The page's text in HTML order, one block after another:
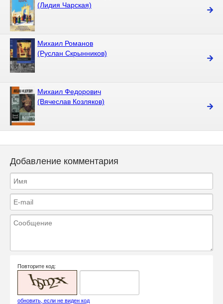
(Лидия Чарская)
Михаил Романов
(Руслан Скрынников)
Михаил Федорович
(Вячеслав Козляков)
Добавление комментария
Повторите код:
обновить, если не виден код